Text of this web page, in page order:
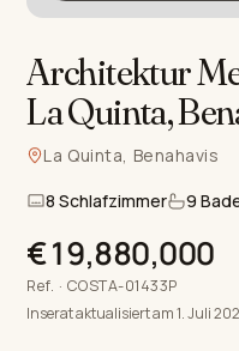
Architektur
La Quinta,
La Quinta, Benahavis
8 Schlafzimmer
9
€19,880,000
Ref. · COSTA-01433P
Inserat aktualisiert am 1. Juli